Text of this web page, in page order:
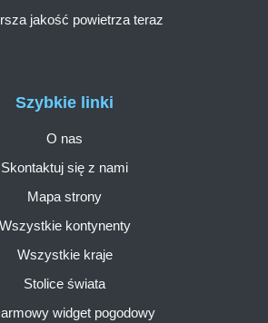
Szybkie linki
O nas
Skontaktuj się z nami
Mapa strony
Wszystkie kontynenty
Wszystkie kraje
Stolice świata
widget pogodowy
jakość powietrza teraz